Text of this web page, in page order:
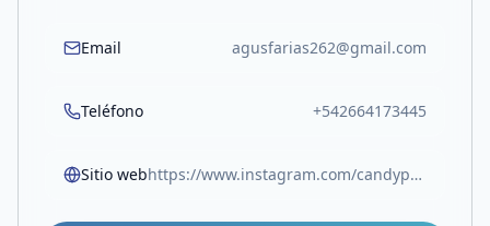
Email agusfarias262@gmail.com
Teléfono +542664173445
Sitio web https://www.instagram.com/candypf2021?igsh=dTRyb2dwNGp6dDc4